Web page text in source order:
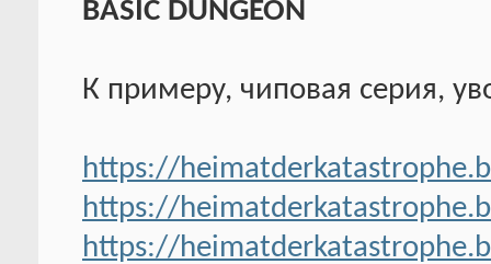
BASIC DUNGEON
К примеру, чиповая серия,
https://
https://
https://